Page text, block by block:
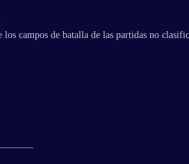
los campos de batalla de las partidas no